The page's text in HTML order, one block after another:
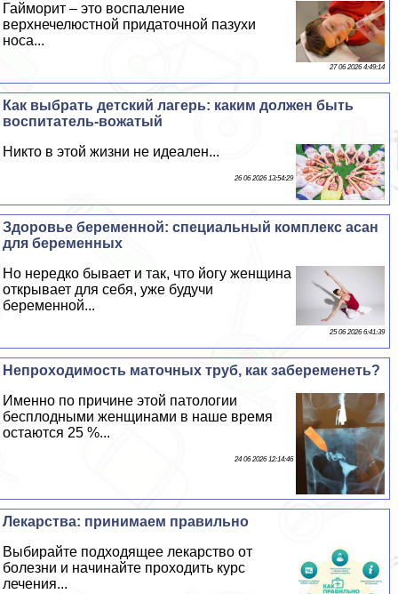
Гайморит – это воспаление
верхнечелюстной придаточной пазухи
носа...
27 06 2026 4:49:14
Как выбрать детский лагерь: каким должен быть
воспитатель-вожатый
Никто в этой жизни не идеален...
26 06 2026 13:54:29
Здоровье беременной: специальный комплекс асан
для беременных
Но нередко бывает и так, что йогу женщина
открывает для себя, уже будучи
беременной...
25 06 2026 6:41:39
Непроходимость маточных труб, как забеременеть?
Именно по причине этой патологии
бесплодными женщинами в наше время
остаются 25 %...
24 06 2026 12:14:46
Лекарства: принимаем правильно
Выбирайте подходящее лекарство от
болезни и начинайте проходить курс
лечения...